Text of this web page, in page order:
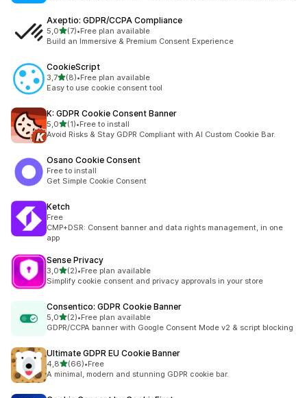
Axeptio: GDPR/CCPA Compliance
5,05 yıldız üzerinden
(7)
toplam 7 değerlendirme
•Free plan available
Build an Immersive & Premium Consent Experience
CookieScript
3,75 yıldız üzerinden
(8)
toplam 8 değerlendirme
•Free plan available
Easy to use cookie consent tool
K: GDPR Cookie Consent Banner
5,05 yıldız üzerinden
(1)
toplam 1 değerlendirme
•Free to install
Avoid Risks & Stay GDPR Compliant with AI Custom Cookie Bar.
Osano Cookie Consent
Free to install
Get Simple Cookie Consent
Ketch
Free
CMP+DSR: Consent banner and data rights management, in one
app
Sense Privacy
3,05 yıldız üzerinden
(2)
toplam 2 değerlendirme
•Free plan available
Simplify cookie consent and privacy approvals in your store
Consentico: GDPR Cookie Banner
5,05 yıldız üzerinden
(2)
toplam 2 değerlendirme
•Free plan available
GDPR/CCPA banner with Google Consent Mode v2 & script blocking
Ultimate GDPR EU Cookie Banner
4,85 yıldız üzerinden
(66)
toplam 66 değerlendirme
•Free
A minimal, modern and stunning GDPR cookie bar.